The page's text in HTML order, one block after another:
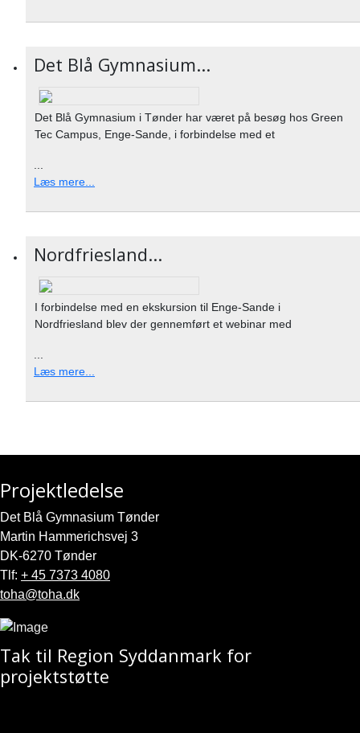
Det Blå Gymnasium...
Det Blå Gymnasium i Tønder har været på besøg hos Green
Tec Campus, Enge-Sande, i forbindelse med et
Læs mere...
Nordfriesland...
I forbindelse med en ekskursion til Enge-Sande i
Nordfriesland blev der gennemført et webinar med
Læs mere...
Projektledelse
Det Blå Gymnasium Tønder
Martin Hammerichsvej 3
DK-6270 Tønder
Tlf: + 45 7373 4080
toha@toha.dk
Tak til Region Syddanmark for
projektstøtte